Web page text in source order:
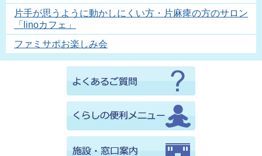
片手が思うように動かしにくい方・片麻痺の方のサロン
「linoカフェ」
ファミサポお楽しみ会